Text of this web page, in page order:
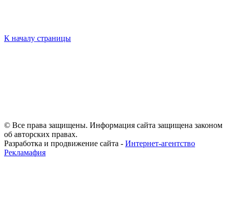
К началу страницы
© Все права защищены. Информация сайта защищена законом
об авторских правах.
Разработка и продвижение сайта - Интернет-агентство
Рекламафия